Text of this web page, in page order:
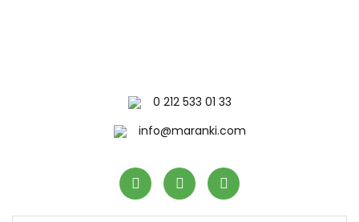
0 212 533 01 33
info@maranki.com